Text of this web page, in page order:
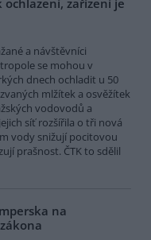
zařízení je
a návštěvníci
se mohou v
dnech ochladit u 50
mlžítek a osvěžítek
vodovodů a
síť rozšířila o tři nová
vody snižují pocitovou
prašnost. ČTK to sdělil
na